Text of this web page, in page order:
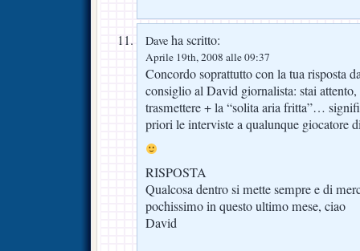
Dave ha scritto:
Aprile 19th, 2008 alle 09:37
Concordo soprattutto con la tua risposta
consiglio al David giornalista: stai
trasmettere + la “solita aria fritta”…
priori le interviste a qualunque giocatore
RISPOSTA
Qualcosa dentro si mette sempre e di
pochissimo in questo ultimo mese, ciao
David